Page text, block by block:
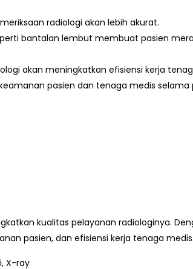
radiologi akan lebih akurat.
bantalan lembut membuat pasien
akan meningkatkan efisiensi kerja
pasien dan tenaga medis selama
kualitas pelayanan radiologinya.
pasien, dan efisiensi kerja tenaga medis.
X-ray